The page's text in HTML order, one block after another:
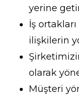
yerine
İş
ilişkilerin
olarak
Müşteri